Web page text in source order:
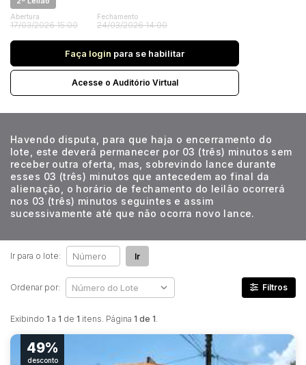
Veículos
Carro
Pesquisar
Abertura
17/03/2026 15:00
Fechamento
24/03/2026 14:00
Faça login para se habilitar
Acesse o Auditório Virtual
Havendo disputa, para que haja o encerramento do
lote, este deverá permanecer por 03 (três) minutos sem
receber outra oferta, mas, sobrevindo lance durante
esses 03 (três) minutos que antecedem ao final da
alienação, o horário de fechamento do leilão ocorrerá
nos 03 (três) minutos seguintes e assim
sucessivamente até que não ocorra novo lance.
Exibindo 1 a 1 de 1 itens. Página 1 de 1.
Ir para o lote: Ir
Ordenar por: Filtros
49%
desconto